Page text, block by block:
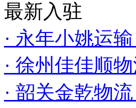
最新入驻
· 永年小姚运
· 徐州佳佳顺
· 韶关金乾物